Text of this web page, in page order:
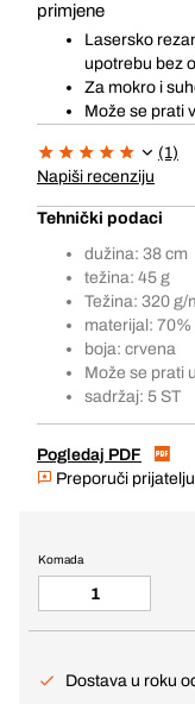
primjene
Lasersko
upotrebu bez
Za mokro i
Može se prati
(1)
Napiši recenziju
Tehnički podaci
dužina: 38 cm
težina: 45 g
Težina: 320 g/
materijal:
boja: crvena
Može se prati
sadržaj: 5 ST
Pogledaj PDF
Preporuči prijatelju
Komada
Dostava u roku